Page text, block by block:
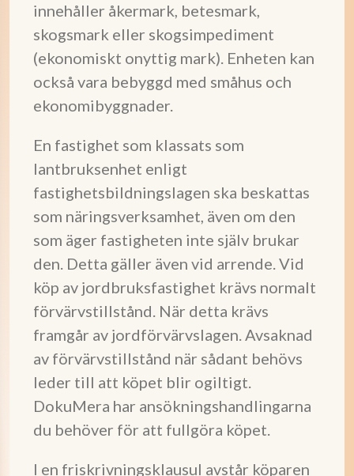
innehåller åkermark, betesmark,
skogsmark eller skogsimpediment
(ekonomiskt onyttig mark). Enheten kan
också vara bebyggd med småhus och
ekonomibyggnader.
En fastighet som klassats som
lantbruksenhet enligt
fastighetsbildningslagen ska beskattas
som näringsverksamhet, även om den
som äger fastigheten inte själv brukar
den. Detta gäller även vid arrende. Vid
köp av jordbruksfastighet krävs normalt
förvärvstillstånd. När detta krävs
framgår av jordförvärvslagen. Avsaknad
av förvärvstillstånd när sådant behövs
leder till att köpet blir ogiltigt.
DokuMera har ansökningshandlingarna
du behöver för att fullgöra köpet.
I en friskrivningsklausul avstår köparen